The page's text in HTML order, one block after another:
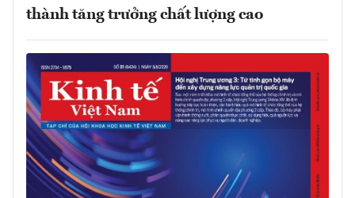
thành tăng trưởng chất lượng cao